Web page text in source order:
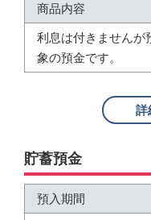
商品内容
利息は付きませんが
象の預金です。
詳
貯蓄預金
預入期間